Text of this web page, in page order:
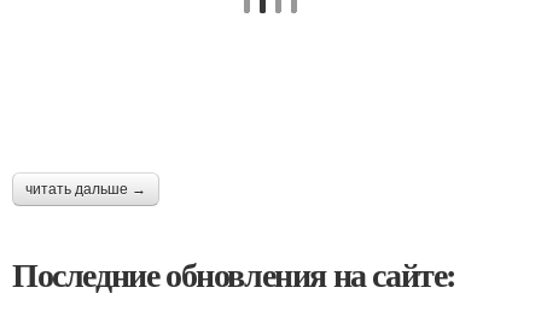
читать дальше →
Последние обновления на сайте: